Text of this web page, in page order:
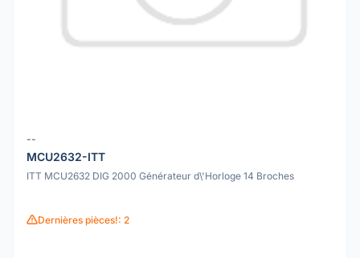
--
MCU2632-ITT
ITT MCU2632 DIG 2000 Générateur d\'Horloge 14 Broches
Dernières pièces!: 2